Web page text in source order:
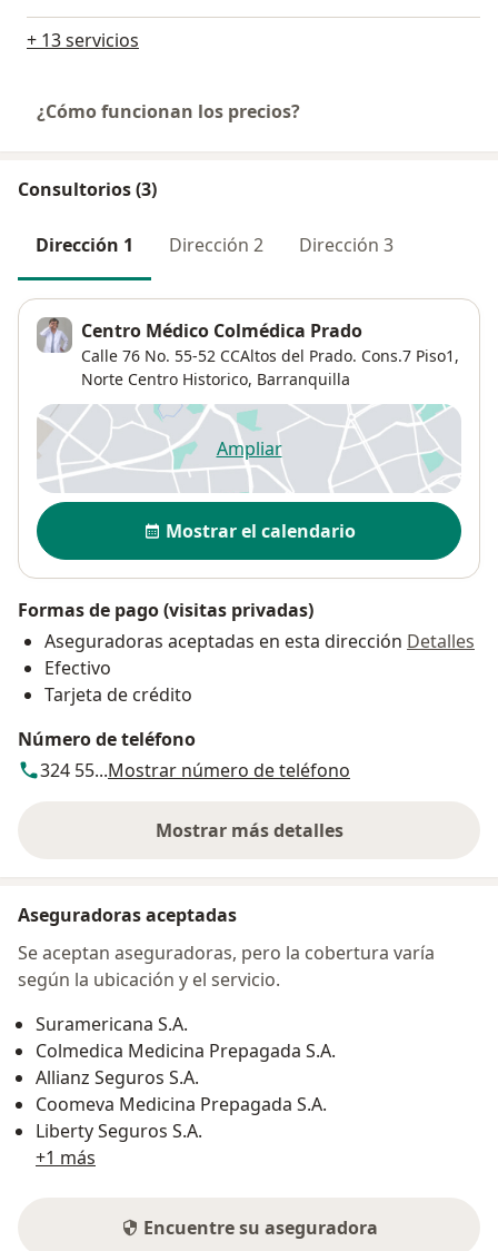
+ 13 servicios
¿Cómo funcionan los precios?
Consultorios (3)
Dirección 1 Dirección 2 Dirección 3
Centro Médico Colmédica Prado
Calle 76 No. 55-52 CCAltos del Prado. Cons.7 Piso1,
Norte Centro Historico, Barranquilla
Ampliarse abre en una nueva
Disponibilidad
Mostrar el calendario
Formas de pago (visitas privadas)
Aseguradoras aceptadas en esta dirección Detalles
Efectivo
Tarjeta de crédito
Número de teléfono
324 55...Mostrar número de teléfono
Mostrar más detalles
sobre la dirección
Aseguradoras aceptadas
Se aceptan aseguradoras, pero la cobertura varía
según la ubicación y el servicio.
Suramericana S.A.
Colmedica Medicina Prepagada S.A.
Allianz Seguros S.A.
Coomeva Medicina Prepagada S.A.
Liberty Seguros S.A.
+1 más
Encuentre su aseguradora